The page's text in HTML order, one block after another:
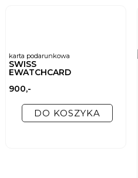
karta podarunkowa
SWISS
EWATCHCARD
900,-
DO KOSZYKA